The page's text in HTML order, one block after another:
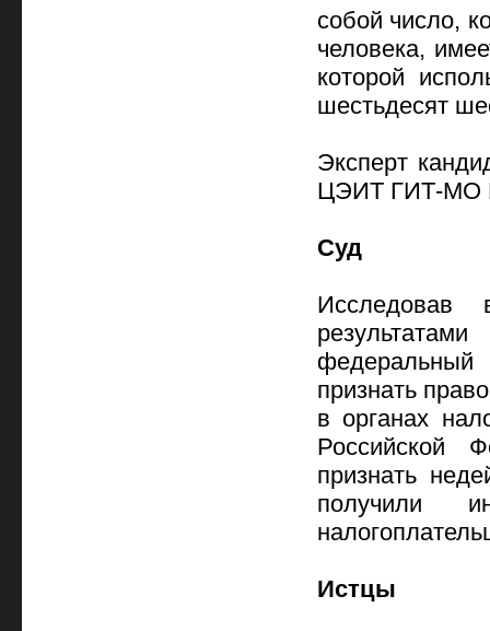
собой число,
человека,
которой
шестьдесят
Эксперт
ЦЭИТ ГИТ-МО
Суд
признать
в органах
Российской
признать
получили
Истцы